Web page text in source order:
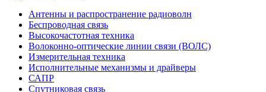
Антенны и распространение радиоволн
Беспроводная связь
Высокочастотная техника
Волоконно-оптические линии связи (ВОЛС)
Измерительная техника
Исполнительные механизмы и драйверы
САПР
Спутниковая связь